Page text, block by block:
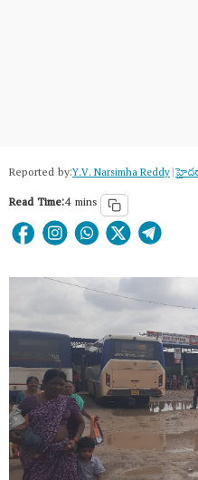
Reported by:Y.V. Narsimha Reddy|
Read Time:4 mins